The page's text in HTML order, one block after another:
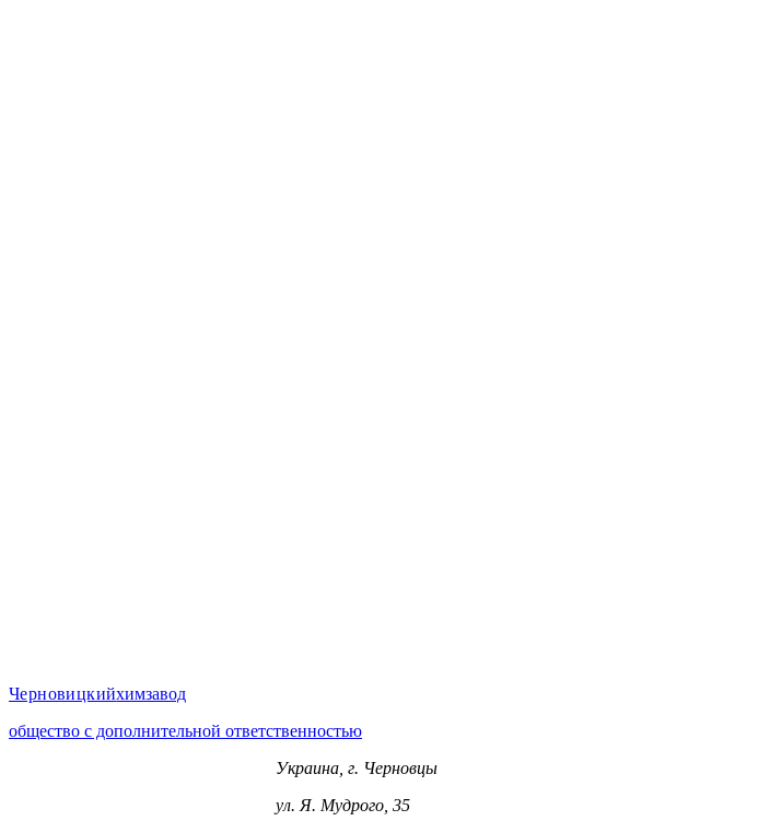
Черновицкийхимзавод
общество с дополнительной ответственностью
Украина, г. Черновцы
ул. Я. Мудрого, 35